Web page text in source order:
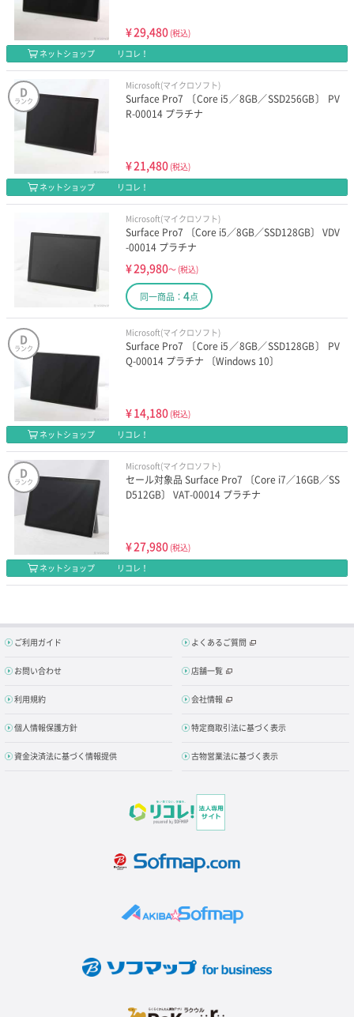
¥29,480 (税込)
ネットショップ
リコレ！
D
ランク
Microsoft(マイクロソフト)
Surface Pro7 〔Core i5／8GB／SSD256GB〕 PV
R-00014 プラチナ
¥21,480 (税込)
ネットショップ
リコレ！
Microsoft(マイクロソフト)
Surface Pro7 〔Core i5／8GB／SSD128GB〕 VDV
-00014 プラチナ
¥29,980～ (税込)
同一商品： 4点
D
ランク
Microsoft(マイクロソフト)
Surface Pro7 〔Core i5／8GB／SSD128GB〕 PV
Q-00014 プラチナ 〔Windows 10〕
¥14,180 (税込)
ネットショップ
リコレ！
D
ランク
Microsoft(マイクロソフト)
セール対象品 Surface Pro7 〔Core i7／16GB／SS
D512GB〕 VAT-00014 プラチナ
¥27,980 (税込)
ネットショップ
リコレ！
ご利用ガイド よくあるご質問
お問い合わせ 店舗一覧
利用規約 会社情報
個人情報保護方針 特定商取引法に基づく表示
資金決済法に基づく情報提供 古物営業法に基づく表示